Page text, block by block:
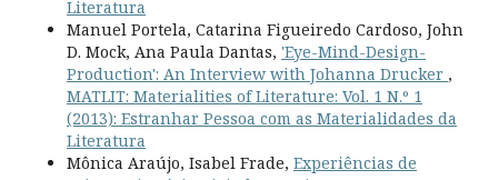
Literatura
Manuel Portela, Catarina Figueiredo Cardoso, John
D. Mock, Ana Paula Dantas, 'Eye-Mind-Design-
Production': An Interview with Johanna Drucker ,
MATLIT: Materialities of Literature: Vol. 1 N.º 1
(2013): Estranhar Pessoa com as Materialidades da
Literatura
Mônica Araújo, Isabel Frade, Experiências de